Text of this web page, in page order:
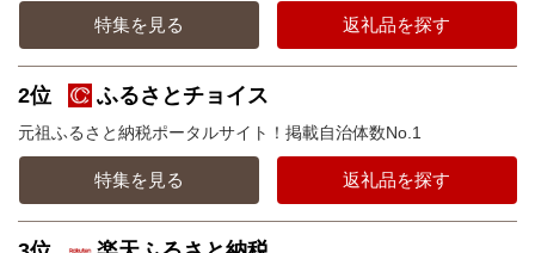
特集を見る 返礼品を探す
2位 ふるさとチョイス
元祖ふるさと納税ポータルサイト！掲載自治体数No.1
特集を見る 返礼品を探す